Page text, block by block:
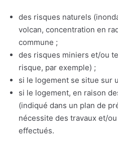
des risques naturels
volcan, concentration en
commune ;
des risques miniers et/ou
risque, par exemple) ;
si le logement se situe sur
si le logement, en raison
(indiqué dans un plan de
nécessite des travaux et/
effectués.